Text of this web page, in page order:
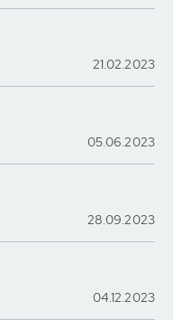
21.02.2023
05.06.2023
28.09.2023
04.12.2023